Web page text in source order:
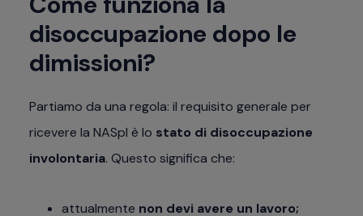
disoccupazione dopo le
dimissioni?
Partiamo da una regola: il requisito generale per
ricevere la NASpI è lo stato di disoccupazione
involontaria. Questo significa che:
attualmente non devi avere un lavoro;